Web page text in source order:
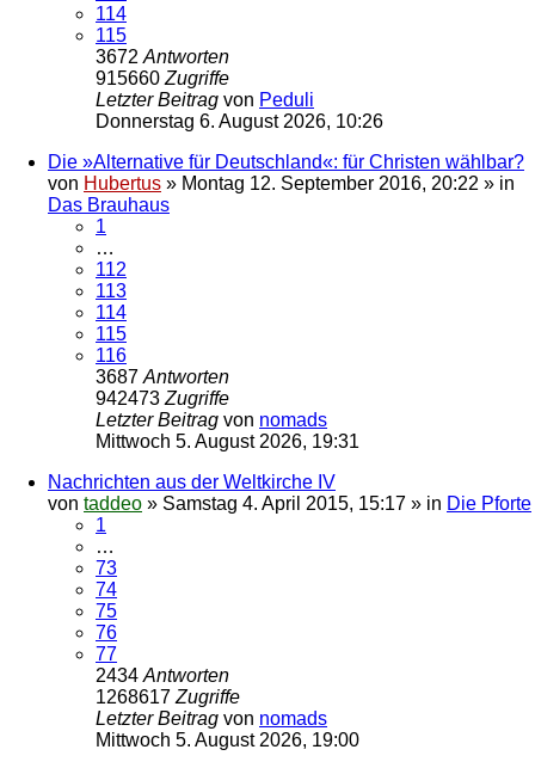
114
115
3672 Antworten
915660 Zugriffe
Letzter Beitrag von Peduli
Donnerstag 6. August 2026, 10:26
Die »Alternative für Deutschland«: für Christen wählbar?
von Hubertus » Montag 12. September 2016, 20:22 » in
Das Brauhaus
1
…
112
113
114
115
116
3687 Antworten
942473 Zugriffe
Letzter Beitrag von nomads
Mittwoch 5. August 2026, 19:31
Nachrichten aus der Weltkirche IV
von taddeo » Samstag 4. April 2015, 15:17 » in Die Pforte
1
…
73
74
75
76
77
2434 Antworten
1268617 Zugriffe
Letzter Beitrag von nomads
Mittwoch 5. August 2026, 19:00